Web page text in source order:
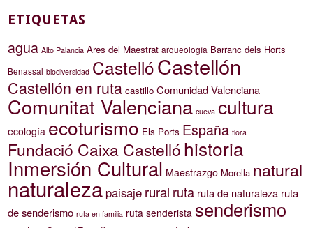
ETIQUETAS
agua Alto Palancia Ares del Maestrat arqueología Barranc dels Horts
Benassal biodiversidad CastellóCastellón
Castellón en ruta castillo Comunidad Valenciana
Comunitat Valenciana cueva cultura
ecología ecoturismo Els Ports España flora
Fundació Caixa Castellóhistoria
Inmersión Cultural Maestrazgo Morella natural
naturaleza paisaje rural ruta ruta de naturaleza ruta
de senderismo ruta en familia ruta senderista senderismo